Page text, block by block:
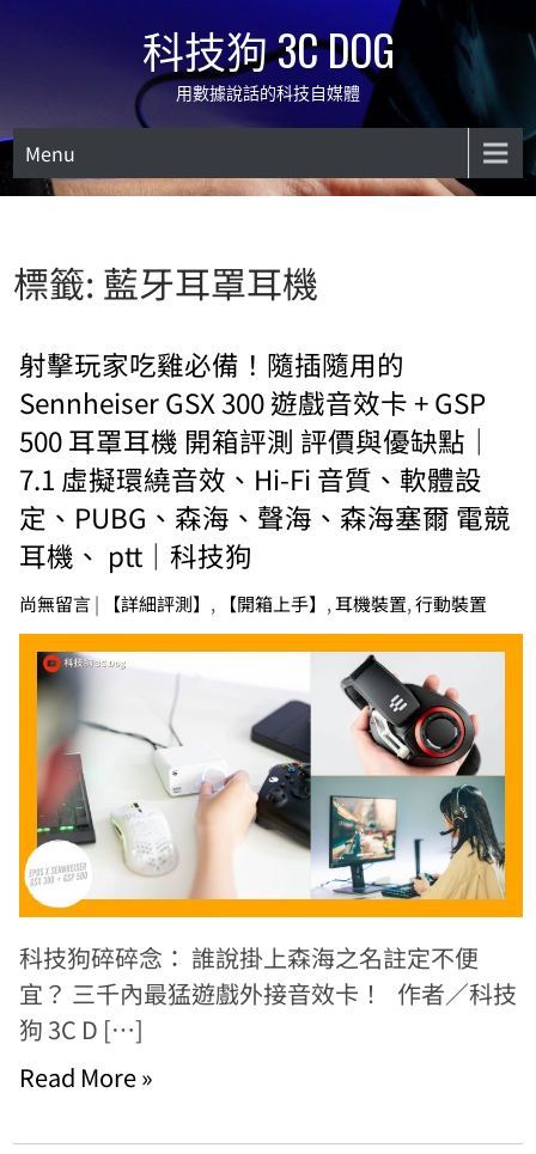
科技狗 3C DOG
用數據說話的科技自媒體
Menu
標籤: 藍牙耳罩耳機
射擊玩家吃雞必備！隨插隨用的
Sennheiser GSX 300 遊戲音效卡 + GSP
500 耳罩耳機 開箱評測 評價與優缺點｜
7.1 虛擬環繞音效、Hi-Fi 音質、軟體設
定、PUBG、森海、聲海、森海塞爾 電競
耳機、 ptt｜科技狗
尚無留言| 【詳細評測】 , 【開箱上手】 ,耳機裝置,行動裝置
科技狗碎碎念： 誰說掛上森海之名註定不便
宜？ 三千內最猛遊戲外接音效卡！ 作者／科技
狗 3C D […]
Read More »